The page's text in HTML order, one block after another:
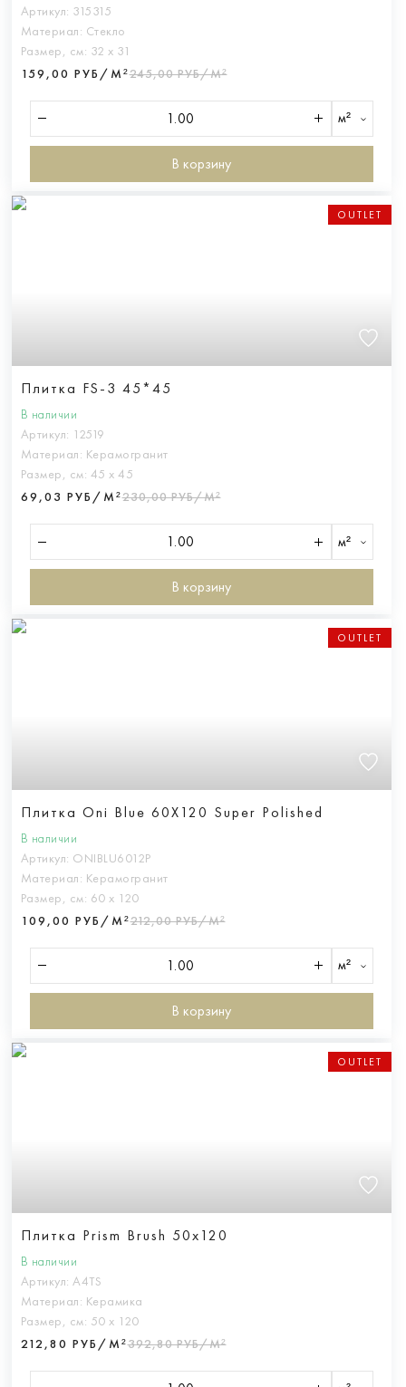
Артикул: 315315
Материал: Стекло
Размер, см: 32 х 31
159,00 РУБ/М²245,00 РУБ/М²
м²
В корзину
OUTLET
Плитка FS-3 45*45
В наличии
Артикул: 12519
Материал: Керамогранит
Размер, см: 45 х 45
69,03 РУБ/М²230,00 РУБ/М²
м²
В корзину
OUTLET
Плитка Oni Blue 60X120 Super Polished
В наличии
Артикул: ONIBLU6012P
Материал: Керамогранит
Размер, см: 60 х 120
109,00 РУБ/М²212,00 РУБ/М²
м²
В корзину
OUTLET
Плитка Prism Brush 50x120
В наличии
Артикул: A4TS
Материал: Керамика
Размер, см: 50 х 120
212,80 РУБ/М²392,80 РУБ/М²